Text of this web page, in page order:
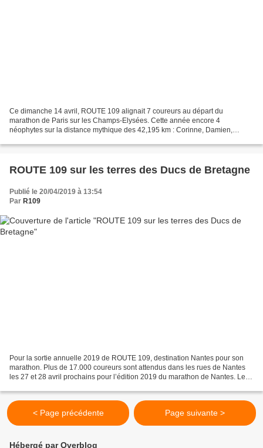
Ce dimanche 14 avril, ROUTE 109 alignait 7 coureurs au départ du
marathon de Paris sur les Champs-Elysées. Cette année encore 4
néophytes sur la distance mythique des 42,195 km : Corinne, Damien,
ROUTE 109 sur les terres des Ducs de Bretagne
Publié le 20/04/2019 à 13:54
Par R109
Pour la sortie annuelle 2019 de ROUTE 109, destination Nantes pour son
marathon. Plus de 17.000 coureurs sont attendus dans les rues de Nantes
les 27 et 28 avril prochains pour l’édition 2019 du marathon de Nantes. Les
< Page précédente Page suivante >
Hébergé par Overblog